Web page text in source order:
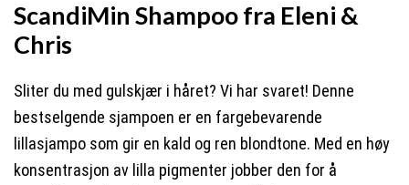
ScandiMin Shampoo fra Eleni &
Chris
Sliter du med gulskjær i håret? Vi har svaret! Denne
bestselgende sjampoen er en fargebevarende
lillasjampo som gir en kald og ren blondtone. Med en høy
konsentrasjon av lilla pigmenter jobber den for å